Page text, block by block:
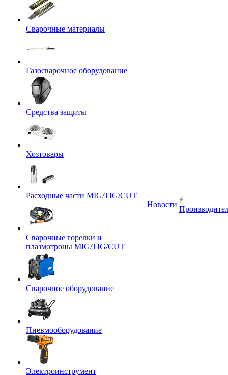
Сварочные материалы
Газосварочное оборудование
Средства защиты
Хозтовары
Расходные части MIG/TIG/CUT
Сварочные горелки и
плазмотроны MIG/TIG/CUT
Сварочное оборудование
Пневмооборудование
Электроинструмент
Новости